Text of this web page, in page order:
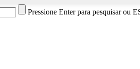
Pressione Enter para pesquisar ou